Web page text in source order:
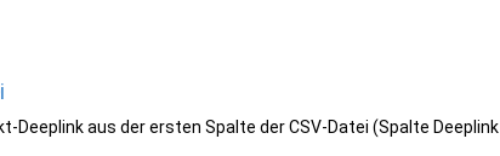
Deeplink aus der ersten Spalte der CSV-Datei (Spalte Deeplink